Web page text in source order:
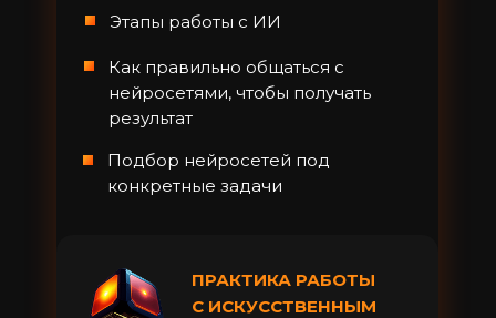
Этапы работы с ИИ
Как правильно общаться с
нейросетями, чтобы получать
результат
Подбор нейросетей под
конкретные задачи
ПРАКТИКА РАБОТЫ
С ИСКУССТВЕННЫМ
ВЕДУЩАЯ